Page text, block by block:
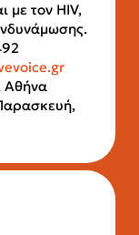
με τον HIV,
Αθήνα